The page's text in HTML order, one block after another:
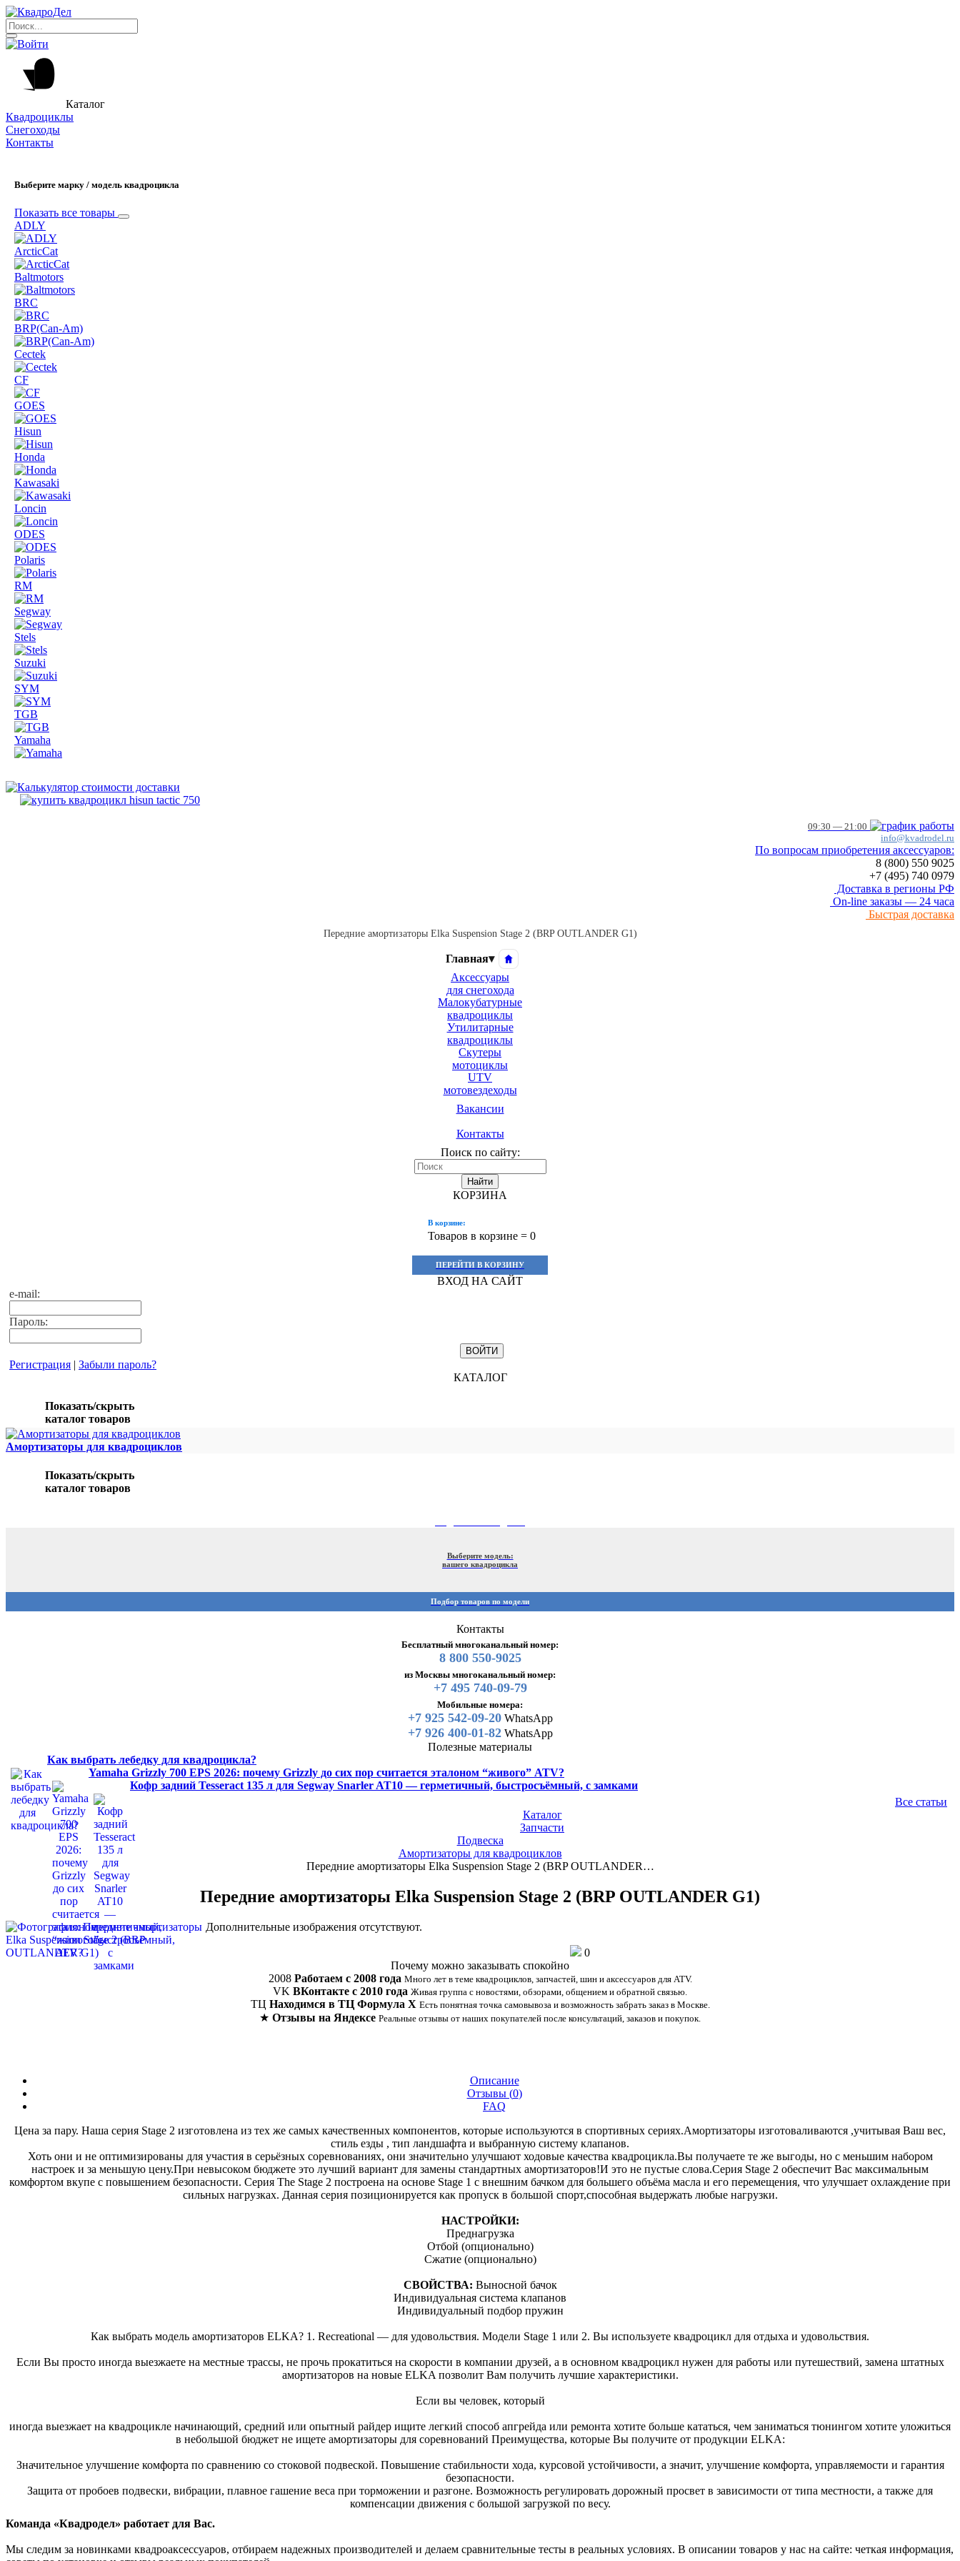
Каталог
Квадроциклы
Снегоходы
Контакты
Выберите марку / модель квадроцикла
Показать все товары
ADLY
ArcticCat
Baltmotors
BRC
BRP(Can-Am)
Cectek
CF
GOES
Hisun
Honda
Kawasaki
Loncin
ODES
Polaris
RM
Segway
Stels
Suzuki
SYM
TGB
Yamaha
09:30 — 21:00
info@kvadrodel.ru
По вопросам приобретения аксессуаров:
8 (800) 550 9025
+7 (495) 740 0979
Доставка в регионы РФ
On-line заказы — 24 часа
Быстрая доставка
Передние амортизаторы Elka Suspension Stage 2 (BRP OUTLANDER G1)
Главная▾
Аксессуары
для снегохода
Малокубатурные
квадроциклы
Утилитарные
квадроциклы
Скутеры
мотоциклы
UTV
мотовездеходы
Вакансии
Контакты
Поиск по сайту:
Найти
КОРЗИНА
В корзине:
Товаров в корзине = 0
ПЕРЕЙТИ В КОРЗИНУ
ВХОД НА САЙТ
e-mail:
Пароль:
Регистрация | Забыли пароль?
КАТАЛОГ
Показать/скрыть
каталог товаров
Амортизаторы для квадроциклов
Показать/скрыть
каталог товаров
Выберите модель:
вашего квадроцикла
Подбор товаров по модели
Контакты
Бесплатный многоканальный номер:
8 800 550-9025
из Москвы многоканальный номер:
+7 495 740-09-79
Мобильные номера:
+7 925 542-09-20WhatsApp
+7 926 400-01-82WhatsApp
Полезные материалы
Как выбрать лебедку для квадроцикла?
Yamaha Grizzly 700 EPS 2026: почему Grizzly до сих пор считается эталоном “живого” ATV?
Кофр задний Tesseract 135 л для Segway Snarler AT10 — герметичный, быстросъёмный, с замками
Все статьи
Каталог
Запчасти
Подвеска
Амортизаторы для квадроциклов
Передние амортизаторы Elka Suspension Stage 2 (BRP OUTLANDER…
Передние амортизаторы Elka Suspension Stage 2 (BRP OUTLANDER G1)
Дополнительные изображения отсутствуют.
0
Почему можно заказывать спокойно
2008 Работаем с 2008 года Много лет в теме квадроциклов, запчастей, шин и аксессуаров для ATV.
VK ВКонтакте с 2010 года Живая группа с новостями, обзорами, общением и обратной связью.
ТЦ Находимся в ТЦ Формула Х Есть понятная точка самовывоза и возможность забрать заказ в Москве.
★ Отзывы на Яндексе Реальные отзывы от наших покупателей после консультаций, заказов и покупок.
Описание
Отзывы (0)
FAQ
Цена за пару. Наша серия Stage 2 изготовлена из тех же самых качественных компонентов, которые используются в спортивных сериях.Амортизаторы изготоваливаются ,учитывая Ваш вес,
стиль езды , тип ландшафта и выбранную систему клапанов.
Хоть они и не оптимизированы для участия в серьёзных соревнованиях, они значительно улучшают ходовые качества квадроцикла.Вы получаете те же выгоды, но с меньшим набором
настроек и за меньшую цену.При невысоком бюджете это лучший вариант для замены стандартных амортизаторов!И это не пустые слова.Серия Stage 2 обеспечит Вас максимальным
комфортом вкупе с повышением безопасности. Cерия The Stage 2 построена на основе Stage 1 с внешним бачком для большего объёма масла и его перемещения, что улучшает охлаждение при
сильных нагрузках. Данная серия позиционируется как пропуск в большой спорт,способная выдержать любые нагрузки.
НАСТРОЙКИ:
Преднагрузка
Отбой (опционально)
Сжатие (опционально)
СВОЙСТВА: Выносной бачок
Индивидуальная система клапанов
Индивидуальный подбор пружин
Как выбрать модель амортизаторов ELKA? 1. Recreational — для удовольствия. Модели Stage 1 или 2. Вы используете квадроцикл для отдыха и удовольствия.
Если Вы просто иногда выезжаете на местные трассы, не прочь прокатиться на скорости в компании друзей, а в основном квадроцикл нужен для работы или путешествий, замена штатных
амортизаторов на новые ELKA позволит Вам получить лучшие характеристики.
Если вы человек, который
иногда выезжает на квадроцикле начинающий, средний или опытный райдер ищите легкий способ апгрейда или ремонта хотите больше кататься, чем заниматься тюнингом хотите уложиться
в небольшой бюджет не ищете амортизаторы для соревнований Преимущества, которые Вы получите от продукции ELKA:
Значительное улучшение комфорта по сравнению со стоковой подвеской. Повышение стабильности хода, курсовой устойчивости, а значит, улучшение комфорта, управляемости и гарантия
безопасности.
Защита от пробоев подвески, вибрации, плавное гашение веса при торможении и разгоне. Возможность регулировать дорожный просвет в зависимости от типа местности, а также для
компенсации движения с большой загрузкой по весу.
Команда «Квадродел» работает для Вас.
Мы следим за новинками квадроаксессуаров, отбираем надежных производителей и делаем сравнительные тесты в реальных условиях. В описании товаров у нас на сайте: четкая информация,